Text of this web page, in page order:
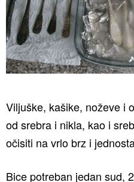
Viljuške, kašike, noževe i
od srebra i nikla, kao i
očisiti na vrlo brz i
Bice potreban jedan sud,